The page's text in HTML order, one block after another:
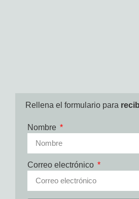
Rellena el formulario para
Nombre
Correo electrónico